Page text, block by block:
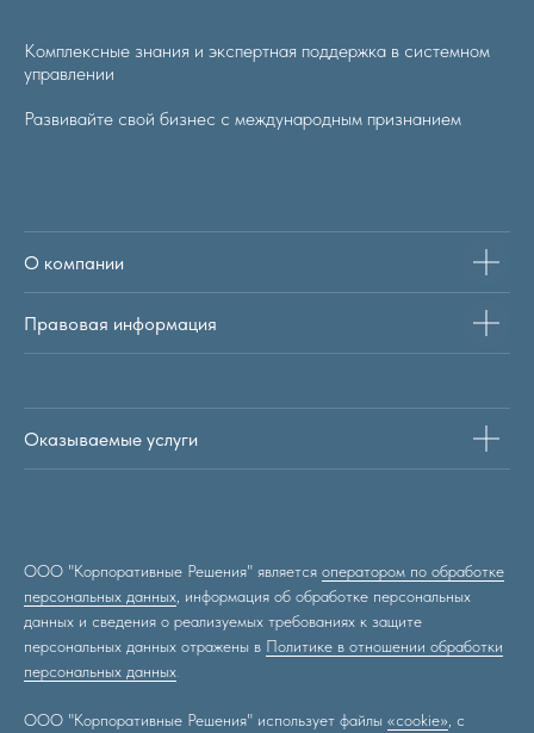
Комплексные знания и экспертная поддержка в системном
управлении
Развивайте свой бизнес с международным признанием
О компании
Правовая информация
Оказываемые услуги
ООО "Корпоративные Решения" является оператором по обработке
персональных данных , информация об обработке персональных
данных и сведения о реализуемых требованиях к защите
персональных данных отражены в Политике в отношении обработки
персональных данных
ООО "Корпоративные Решения" использует файлы «cookie» , с